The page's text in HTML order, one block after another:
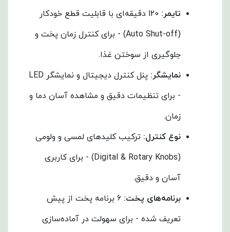
تایمر:
120 دقیقه‌ای با قابلیت قطع خودکار
(Auto Shut-off) - برای کنترل زمان پخت و
جلوگیری از سوختن غذا.
نمایشگر:
پنل کنترل دیجیتال و نمایشگر LED
- برای تنظیمات دقیق و مشاهده آسان دما و
زمان.
نوع کنترل: ترکیب کلیدهای لمسی و ولومی
(Digital & Rotary Knobs) - برای کاربری
آسان و دقیق.
برنامه‌های پخت:
6 برنامه پخت از پیش
تعریف شده - برای سهولت در آماده‌سازی